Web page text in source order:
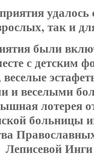
удалось
так и
были
с детским
и веселыми
лотерея
больницы
Леписевой